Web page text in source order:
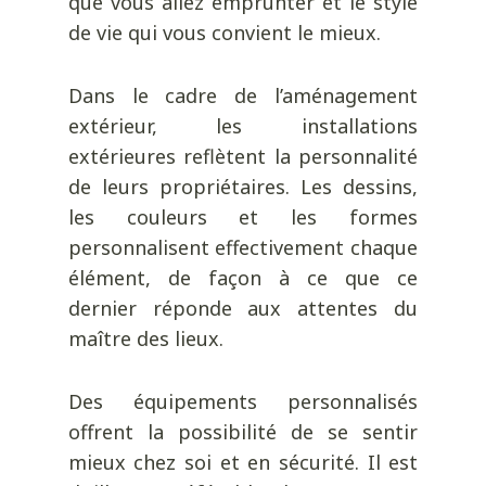
de vie qui vous convient le mieux.
Dans le cadre de l’aménagement
extérieur, les installations
extérieures reflètent la personnalité
de leurs propriétaires. Les dessins,
les couleurs et les formes
personnalisent effectivement chaque
élément, de façon à ce que ce
dernier réponde aux attentes du
maître des lieux.
Des équipements personnalisés
offrent la possibilité de se sentir
mieux chez soi et en sécurité. Il est